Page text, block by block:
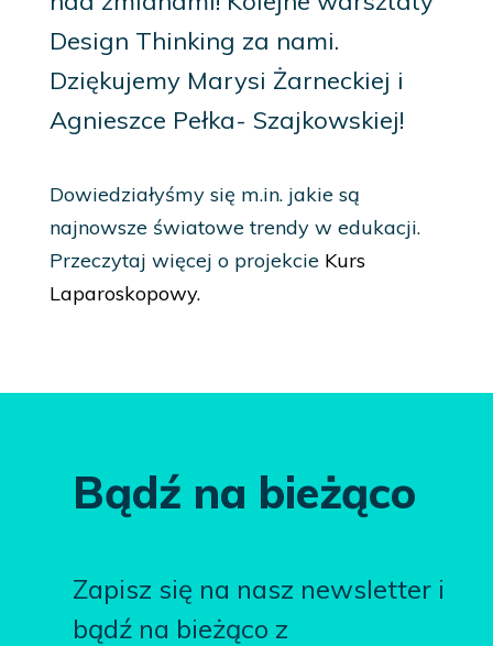
Design Thinking za nami.
Dziękujemy Marysi Żarneckiej i
Agnieszce Pełka- Szajkowskiej!
Dowiedziałyśmy się m.in. jakie są
najnowsze światowe trendy w edukacji.
Przeczytaj więcej o projekcie Kurs
Laparoskopowy.
Bądź na bieżąco
Zapisz się na nasz newsletter i
bądź na bieżąco z